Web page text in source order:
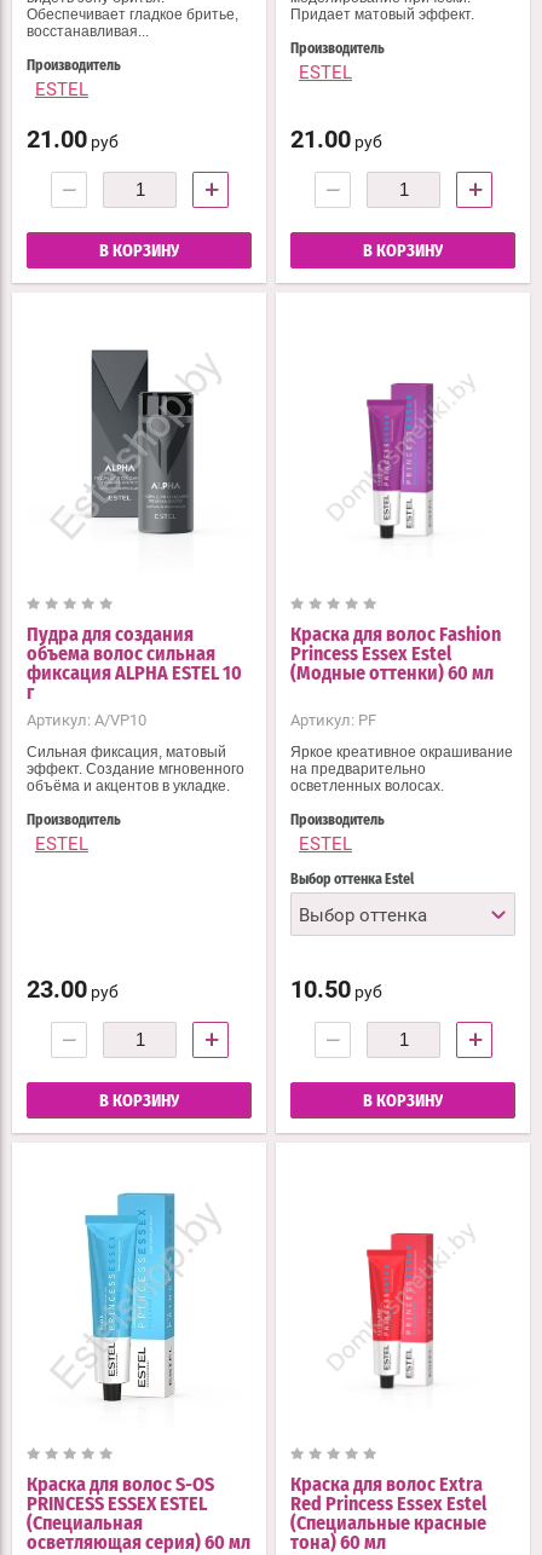
Обеспечивает гладкое бритье,
восстанавливая...
Производитель
ESTEL
21.00 руб
− +
В КОРЗИНУ
Придает матовый эффект.
Производитель
ESTEL
21.00 руб
− +
В КОРЗИНУ
Пудра для создания
объема волос сильная
фиксация ALPHA ESTEL 10
г
Артикул: A/VP10
Сильная фиксация, матовый
эффект. Создание мгновенного
объёма и акцентов в укладке.
Производитель
ESTEL
23.00 руб
− +
В КОРЗИНУ
Краска для волос Fashion
Princess Essex Estel
(Модные оттенки) 60 мл
Артикул: PF
Яркое креативное окрашивание
на предварительно
осветленных волосах.
Производитель
ESTEL
Выбор оттенка Estel
Выбор оттенка
10.50 руб
− +
В КОРЗИНУ
Краска для волос S-OS
PRINCESS ESSEX ESTEL
(Специальная
осветляющая серия) 60 мл
Краска для волос Extra
Red Princess Essex Estel
(Специальные красные
тона) 60 мл